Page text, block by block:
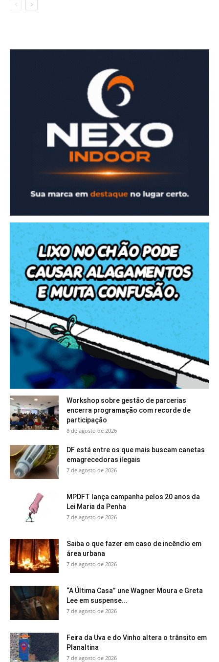
Workshop sobre gestão de parcerias
encerra programação com recorde de
participação
8 de agosto de 2026
DF está entre os que mais buscam canetas
emagrecedoras ilegais
7 de agosto de 2026
MPDFT lança campanha pelos 20 anos da
Lei Maria da Penha
7 de agosto de 2026
Saiba o que fazer em caso de incêndio em
área urbana
7 de agosto de 2026
“A Última Casa” une Wagner Moura e Greta
Lee em suspense...
7 de agosto de 2026
Feira da Uva e do Vinho altera o trânsito em
Planaltina
7 de agosto de 2026